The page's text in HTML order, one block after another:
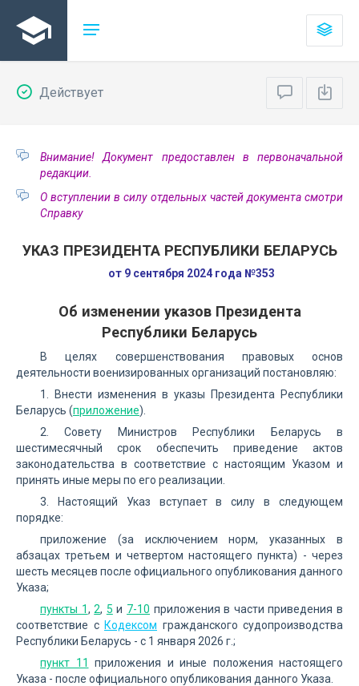
Действует
Внимание! Документ предоставлен в первоначальной
редакции.
О вступлении в силу отдельных частей документа смотри
Справку
УКАЗ ПРЕЗИДЕНТА РЕСПУБЛИКИ БЕЛАРУСЬ
от 9 сентября 2024 года №353
Об изменении указов Президента
Республики Беларусь
В целях совершенствования правовых основ
деятельности военизированных организаций постановляю:
1. Внести изменения в указы Президента Республики
Беларусь (приложение).
2. Совету Министров Республики Беларусь в
шестимесячный срок обеспечить приведение актов
законодательства в соответствие с настоящим Указом и
принять иные меры по его реализации.
3. Настоящий Указ вступает в силу в следующем
порядке:
приложение (за исключением норм, указанных в
абзацах третьем и четвертом настоящего пункта) - через
шесть месяцев после официального опубликования данного
Указа;
пункты 1,2, 5 и 7-10 приложения в части приведения в
соответствие с Кодексом гражданского судопроизводства
Республики Беларусь - с 1 января 2026 г.;
пункт 11
приложения и иные положения настоящего
Указа - после официального опубликования данного Указа.